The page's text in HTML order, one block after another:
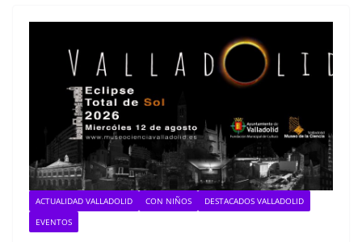
ACTUALIDAD VALLADOLID CON NIÑOS
DESTACADOS VALLADOLID
EVENTOS